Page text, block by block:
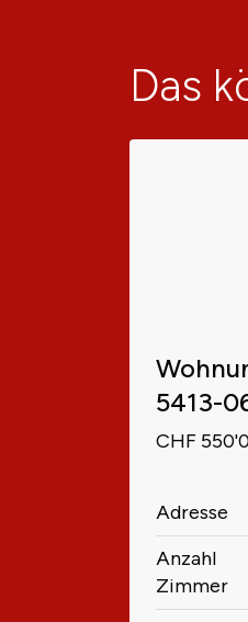
Das
5413-
CHF
Adresse
Anzahl
Zimmer